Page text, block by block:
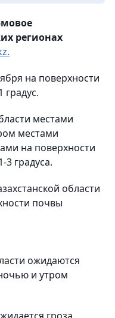
регионах
на поверхности
местами
местами
на поверхности
градуса.
области
почвы
ожидаются
и утром